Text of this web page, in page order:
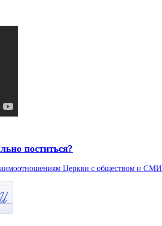
поститься?
Церкви с обществом и СМИ